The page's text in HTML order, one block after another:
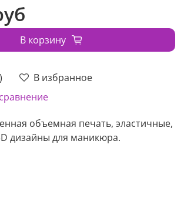
В избранное
В корзину
объемная печать, эластичные,
дизайны для маникюра.